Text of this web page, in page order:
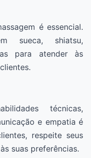
é essencial.
sueca, shiatsu,
para atender às
técnicas,
e empatia é
respeite seus
suas preferências.